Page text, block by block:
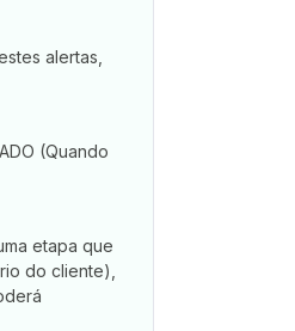
alertas,
(Quando
etapa que
do cliente),